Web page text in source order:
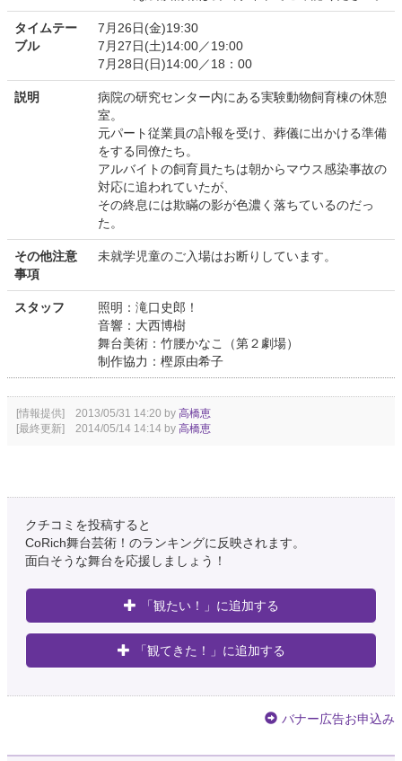
タイムテー
ブル
7月26日(金)19:30
7月27日(土)14:00／19:00
7月28日(日)14:00／18：00
説明
病院の研究センター内にある実験動物飼育棟の休憩
室。
元パート従業員の訃報を受け、葬儀に出かける準備
をする同僚たち。
アルバイトの飼育員たちは朝からマウス感染事故の
対応に追われていたが、
その終息には欺瞞の影が色濃く落ちているのだっ
た。
その他注意
事項
未就学児童のご入場はお断りしています。
スタッフ
照明：滝口史郎！
音響：大西博樹
舞台美術：竹腰かなこ（第２劇場）
制作協力：樫原由希子
[情報提供] 2013/05/31 14:20 by 高橋恵
[最終更新] 2014/05/14 14:14 by 高橋恵
クチコミを投稿すると
CoRich舞台芸術！のランキングに反映されます。
面白そうな舞台を応援しましょう！
「観たい！」に追加する
「観てきた！」に追加する
バナー広告お申込み